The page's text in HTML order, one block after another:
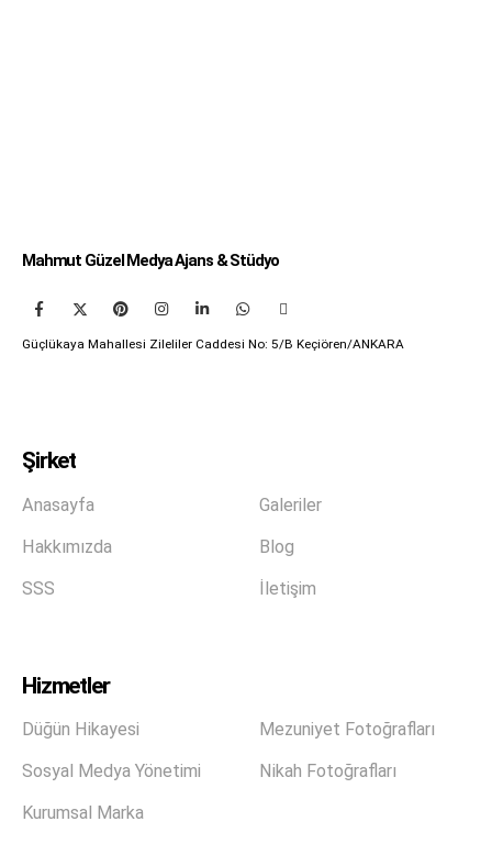
Mahmut Güzel Medya Ajans & Stüdyo
Güçlükaya Mahallesi Zileliler Caddesi No: 5/B Keçiören/ANKARA
Şirket
Anasayfa
Hakkımızda
SSS
Galeriler
Blog
İletişim
Hizmetler
Düğün Hikayesi
Sosyal Medya Yönetimi
Kurumsal Marka
Mezuniyet Fotoğrafları
Nikah Fotoğrafları